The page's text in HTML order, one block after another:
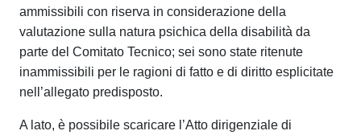
ammissibili con riserva in considerazione della
valutazione sulla natura psichica della disabilità da
parte del Comitato Tecnico; sei sono state ritenute
inammissibili per le ragioni di fatto e di diritto esplicitate
nell’allegato predisposto.
A lato, è possibile scaricare l’Atto dirigenziale di